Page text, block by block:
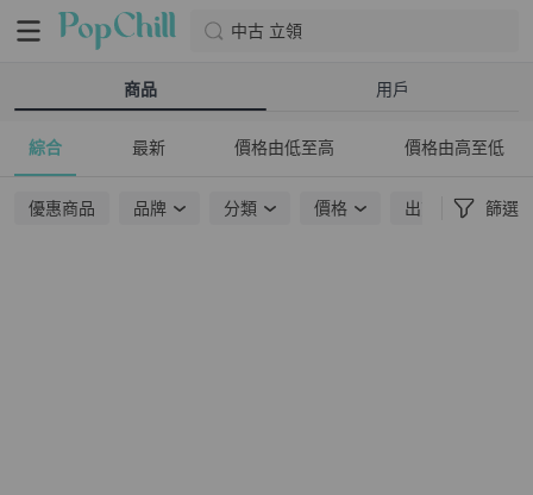
中古 立領
商品 用戶
綜合 最新 價格由低至高 價格由高至低
優惠商品 品牌 分類 價格 出貨地點 篩選